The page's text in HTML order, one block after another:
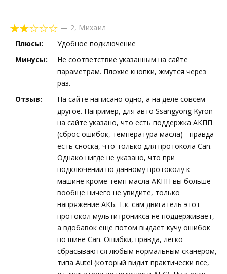
— 2, Михаил
Плюсы:
Удобное подключение
Минусы:
Не соответствие указанным на сайте
параметрам. Плохие кнопки, жмутся через
раз.
Отзыв:
На сайте написано одно, а на деле совсем
другое. Например, для авто Ssangyong Kyron
на сайте указано, что есть поддержка АКПП
(сброс ошибок, температура масла) - правда
есть сноска, что только для протокола Can.
Однако нигде не указано, что при
подключении по данному протоколу к
машине кроме темп масла АКПП вы больше
вообще ничего не увидите, только
напряжение АКБ. Т.к. сам двигатель этот
протокол мультитроникса не поддерживает,
а вдобавок еще потом выдает кучу ошибок
по шине Can. Ошибки, правда, легко
сбрасываются любым нормальным сканером,
типа Autel (который видит практически все,